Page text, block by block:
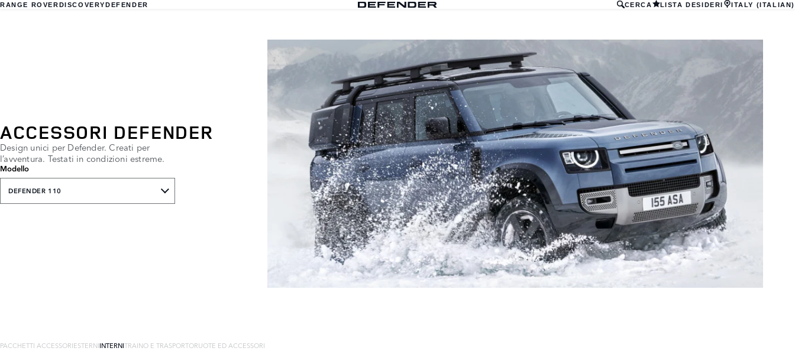
RANGE ROVERDISCOVERYDEFENDER CERCA LISTA DESIDERI ITALY (ITALIAN)
ACCESSORI DEFENDER
Design unici per Defender. Creati per
l’avventura. Testati in condizioni estreme.
Modello
DEFENDER 110
PACCHETTI ACCESSORIESTERNIINTERNITRAINO E TRASPORTORUOTE ED ACCESSORI